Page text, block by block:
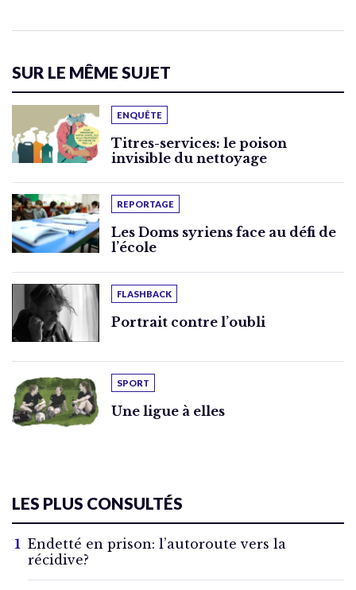
SUR LE MÊME SUJET
ENQUÊTE
Titres-services: le poison
invisible du nettoyage
REPORTAGE
Les Doms syriens face au défi de
l’école
FLASHBACK
Portrait contre l’oubli
SPORT
Une ligue à elles
LES PLUS CONSULTÉS
Endetté en prison: l’autoroute vers la
récidive?